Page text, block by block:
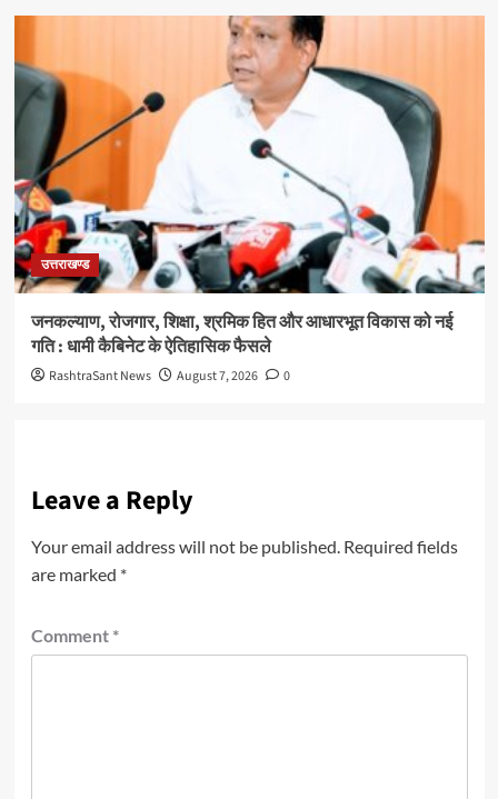
उत्तराखण्ड
जनकल्याण, रोजगार, शिक्षा, श्रमिक हित और आधारभूत विकास को नई
गति : धामी कैबिनेट के ऐतिहासिक फैसले
RashtraSant News August 7, 2026 0
Leave a Reply
Your email address will not be published. Required fields
are marked *
Comment *